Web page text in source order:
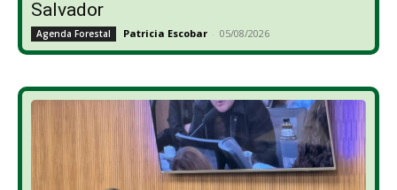
Salvador
Agenda Forestal Patricia Escobar - 05/08/2026